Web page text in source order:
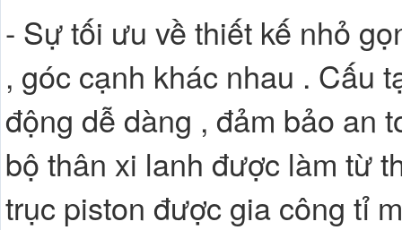
- Sự tối ưu về thiết kế nhỏ
, góc cạnh khác nhau . Cấu
động dễ dàng , đảm bảo an
bộ thân xi lanh được làm từ
trục piston được gia công tỉ